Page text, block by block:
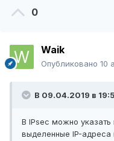
0
Waik
Опубликовано 10
В 09.04.2019 в
В IPsec можно
выделенные IP-